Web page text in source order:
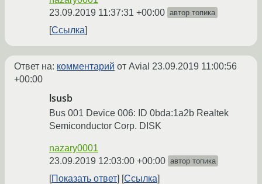
23.09.2019 11:37:31 +00:00 автор топика
Ссылка
Ответ на: комментарий от Avial 23.09.2019 11:00:56
+00:00
lsusb
Bus 001 Device 006: ID 0bda:1a2b Realtek
Semiconductor Corp. DISK
nazary0001
23.09.2019 12:03:00 +00:00 автор топика
Показать ответ Ссылка